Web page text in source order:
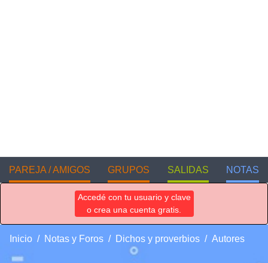
PAREJA / AMIGOS GRUPOS SALIDAS NOTAS
Accedé con tu usuario y clave
o crea una cuenta gratis.
Inicio Notas y Foros Dichos y proverbios Autores